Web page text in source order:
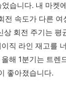
습니다. 내 마켓
전 속도가 다른 여
상 회전 주기는 평
직 라인 재고를
해 1분기는 트렌
좋아졌습니다.